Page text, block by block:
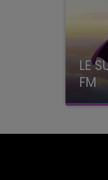
LE
FM
avec